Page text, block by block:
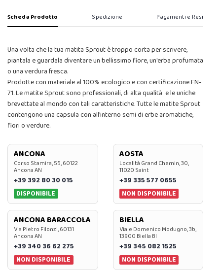
Scheda Prodotto Spedizione Pagamenti e Resi
Una volta che la tua matita Sprout è troppo corta per scrivere,
piantala e guardala diventare un bellissimo fiore, un'erba profumata
o una verdura fresca.
Prodotte con materiale al 100% ecologico e con certificazione EN-
71. Le matite Sprout sono professionali, di alta qualità e le uniche
brevettate al mondo con tali caratteristiche. Tutte le matite Sprout
contengono una capsula con all'interno semi di erbe aromatiche,
fiori o verdure.
ANCONA
Corso Stamira, 55, 60122
Ancona AN
+39 392 80 30 015
DISPONIBILE
AOSTA
Località Grand Chemin, 30,
11020 Saint
+39 335 577 0655
NON DISPONIBILE
ANCONA BARACCOLA
Via Pietro Filonzi, 60131
Ancona AN
+39 340 36 62 275
NON DISPONIBILE
BIELLA
Viale Domenico Modugno, 3b,
13900 Biella BI
+39 345 082 1525
NON DISPONIBILE